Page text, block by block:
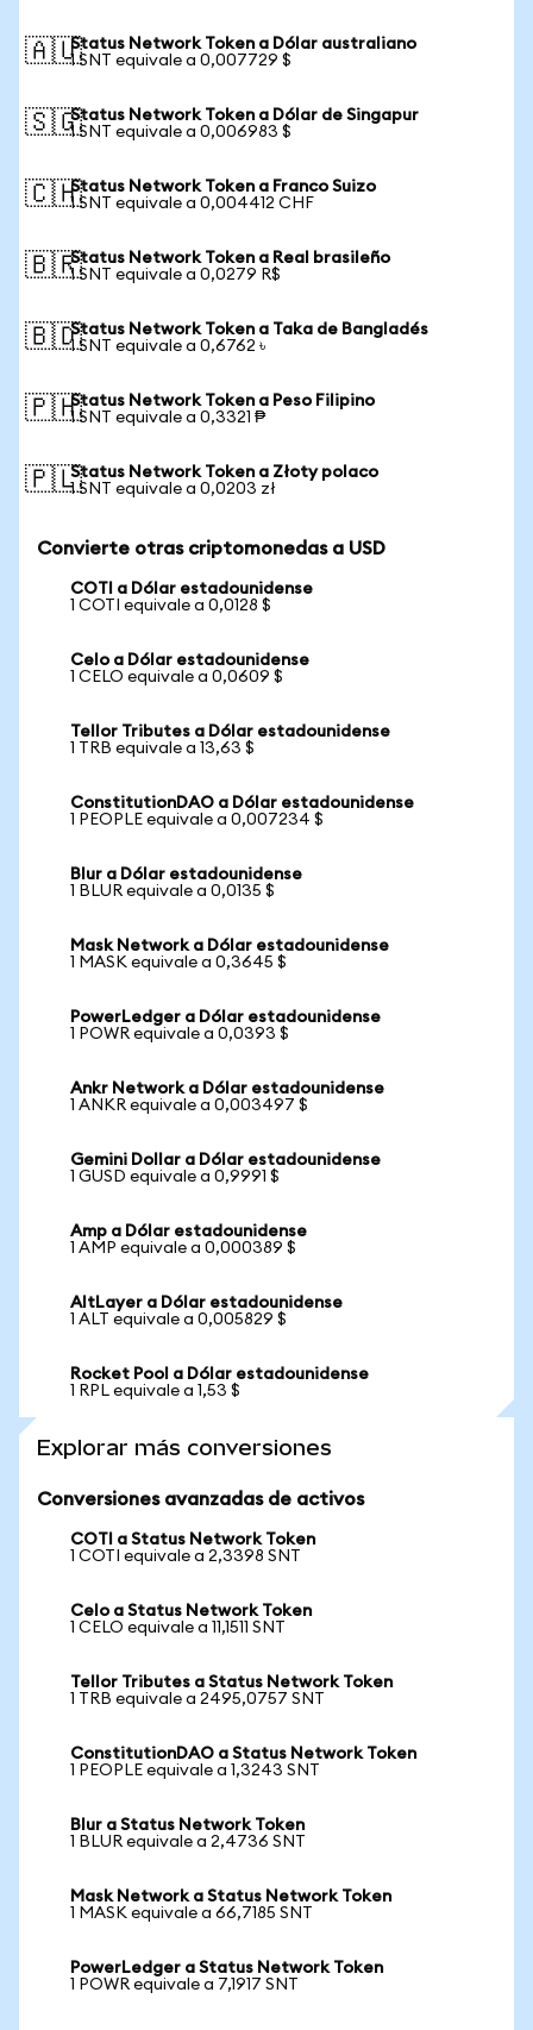
🇦🇺Status Network Token a Dólar australiano
1 SNT equivale a 0,007729 $
🇸🇬Status Network Token a Dólar de Singapur
1 SNT equivale a 0,006983 $
🇨🇭Status Network Token a Franco Suizo
1 SNT equivale a 0,004412 CHF
🇧🇷Status Network Token a Real brasileño
1 SNT equivale a 0,0279 R$
🇧🇩Status Network Token a Taka de Bangladés
1 SNT equivale a 0,6762 ৳
🇵🇭Status Network Token a Peso Filipino
1 SNT equivale a 0,3321 ₱
🇵🇱Status Network Token a Złoty polaco
1 SNT equivale a 0,0203 zł
Convierte otras criptomonedas a USD
COTI a Dólar estadounidense
1 COTI equivale a 0,0128 $
Celo a Dólar estadounidense
1 CELO equivale a 0,0609 $
Tellor Tributes a Dólar estadounidense
1 TRB equivale a 13,63 $
ConstitutionDAO a Dólar estadounidense
1 PEOPLE equivale a 0,007234 $
Blur a Dólar estadounidense
1 BLUR equivale a 0,0135 $
Mask Network a Dólar estadounidense
1 MASK equivale a 0,3645 $
PowerLedger a Dólar estadounidense
1 POWR equivale a 0,0393 $
Ankr Network a Dólar estadounidense
1 ANKR equivale a 0,003497 $
Gemini Dollar a Dólar estadounidense
1 GUSD equivale a 0,9991 $
Amp a Dólar estadounidense
1 AMP equivale a 0,000389 $
AltLayer a Dólar estadounidense
1 ALT equivale a 0,005829 $
Rocket Pool a Dólar estadounidense
1 RPL equivale a 1,53 $
Explorar más conversiones
Conversiones avanzadas de activos
COTI a Status Network Token
1 COTI equivale a 2,3398 SNT
Celo a Status Network Token
1 CELO equivale a 11,1511 SNT
Tellor Tributes a Status Network Token
1 TRB equivale a 2495,0757 SNT
ConstitutionDAO a Status Network Token
1 PEOPLE equivale a 1,3243 SNT
Blur a Status Network Token
1 BLUR equivale a 2,4736 SNT
Mask Network a Status Network Token
1 MASK equivale a 66,7185 SNT
PowerLedger a Status Network Token
1 POWR equivale a 7,1917 SNT